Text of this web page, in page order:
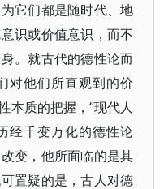
它们都是随时代、地
识或价值意识，而不
。就古代的德性论而
对他们所直观到的价
本质的把握，“现代人
经千变万化的德性论
变，他所面临的是其
置疑的是，古人对德